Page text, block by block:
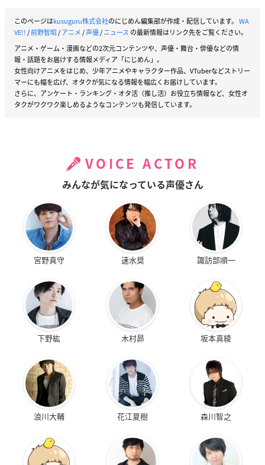
このページはkusuguru株式会社のにじめん編集部が作成・配信しています。 WA
VE!!/前野智昭/アニメ/声優/ニュース の最新情報はリンク先をご覧ください。
アニメ・ゲーム・漫画などの2次元コンテンツや、声優・舞台・俳優などの情
報・話題をお届けする情報メディア「にじめん」。
女性向けアニメをはじめ、少年アニメやキャラクター作品、VTuberなどストリー
マーにも幅を広げ、オタクが気になる情報を幅広くお届けしています。
さらに、アンケート・ランキング・オタ活（推し活）お役立ち情報など、女性オ
タクがワクワク楽しめるようなコンテンツも発信しています。
VOICE ACTOR
みんなが気になっている声優さん
宮野真守 速水奨 諏訪部順一
下野紘 木村昴 坂本真綾
浪川大輔 花江夏樹 森川智之